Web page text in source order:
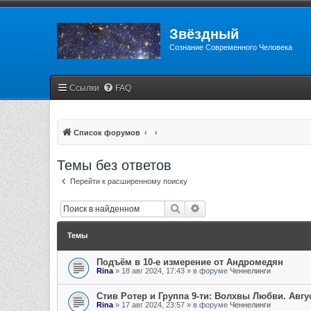
Звёздный
Сознание Современного Человека
Ссылки FAQ
Список форумов
Темы без ответов
Перейти к расширенному поиску
Поиск
Темы
Подъём в 10-е измерение от Андромедян
Rina » 18 авг 2024, 17:43 » в форуме Ченнелинги
Стив Ротер и Группа 9-ти: Волхвы Любви.
Rina » 17 авг 2024, 23:57 » в форуме Ченнелинги